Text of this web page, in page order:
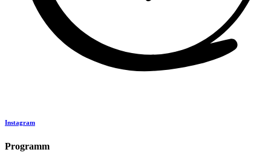
Instagram
Programm